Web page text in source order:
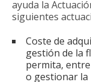
ayuda la
siguientes
Coste de
gestión de la
permita,
o gestionar la